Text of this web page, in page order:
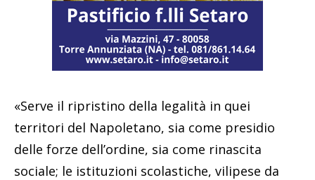
«Serve il ripristino della legalità in quei
territori del Napoletano, sia come presidio
delle forze dell’ordine, sia come rinascita
sociale; le istituzioni scolastiche, vilipese da